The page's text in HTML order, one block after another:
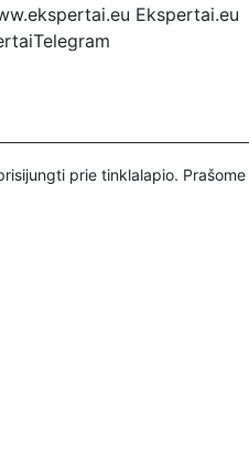
Ekspertai.eu
ir žiūrovų, mus
– https://
PressJazzTV Bankiniu
'„Auka“
prie tinklalapio. Prašome